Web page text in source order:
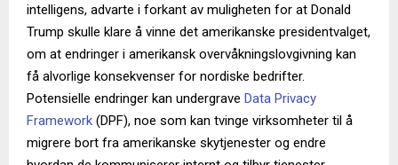
intelligens, advarte i forkant av muligheten for at Donald
Trump skulle klare å vinne det amerikanske presidentvalget,
om at endringer i amerikansk overvåkningslovgivning kan
få alvorlige konsekvenser for nordiske bedrifter.
Potensielle endringer kan undergrave Data Privacy
Framework (DPF), noe som kan tvinge virksomheter til å
migrere bort fra amerikanske skytjenester og endre